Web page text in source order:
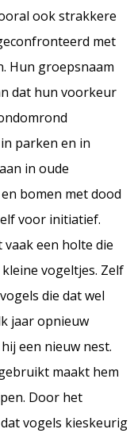
ook strakkere
met
Hun groepsnaam
dat hun voorkeur
parken en in
in oude
bomen met dood
voor initiatief.
een holte die
vogeltjes. Zelf
die dat wel
jaar opnieuw
een nieuw nest.
maakt hem
Door het
vogels kieskeurig